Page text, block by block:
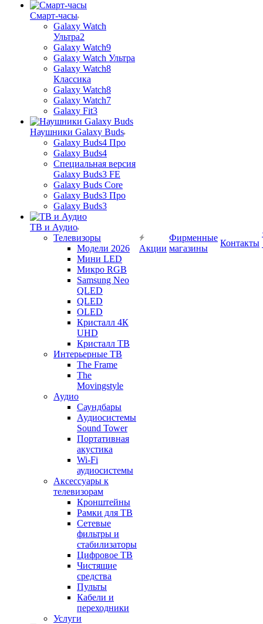
Смарт-часы
Galaxy Watch
Ультра2
Galaxy Watch9
Galaxy Watch Ультра
Galaxy Watch8
Классика
Galaxy Watch8
Galaxy Watch7
Galaxy Fit3
Наушники Galaxy Buds
Galaxy Buds4 Про
Galaxy Buds4
Специальная версия
Galaxy Buds3 FE
Galaxy Buds Core
Galaxy Buds3 Про
Galaxy Buds3
ТВ и Аудио
Телевизоры
Модели 2026
Мини LED
Микро RGB
Samsung Neo
QLED
QLED
OLED
Кристалл 4К
UHD
Кристалл ТВ
Интерьерные ТВ
The Frame
The
Movingstyle
Аудио
Саундбары
Аудиосистемы
Sound Tower
Портативная
акустика
Wi-Fi
аудиосистемы
Аксессуары к
телевизорам
Кронштейны
Рамки для ТВ
Сетевые
фильтры и
стабилизаторы
Цифровое ТВ
Чистящие
средства
Пульты
Кабели и
переходники
Услуги
Акции
Фирменные
магазины
Контакты